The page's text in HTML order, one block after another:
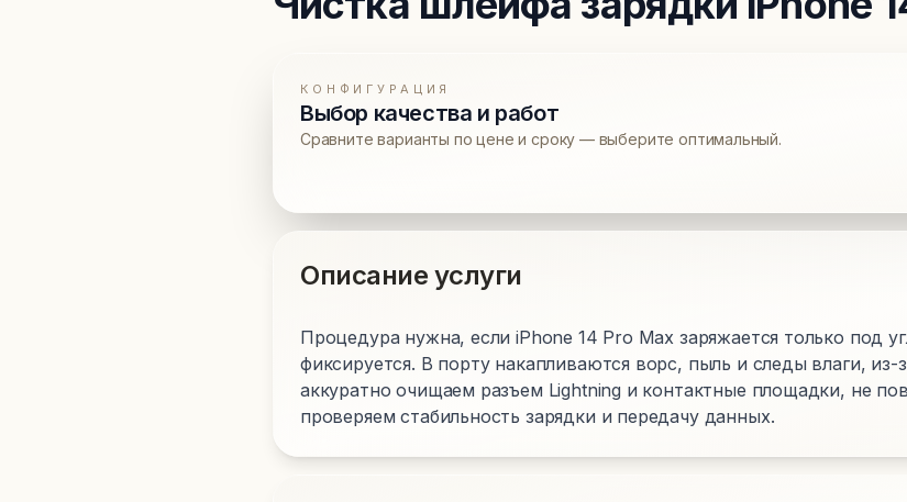
КОНФИГУРАЦИЯ
Выбор качества и работ
Сравните варианты по цене и сроку — выберите оптимальный.
Описание услуги
Процедура нужна, если iPhone 14 Pro Max заряжается только под
фиксируется. В порту накапливаются ворс, пыль и следы влаги, из-
аккуратно очищаем разъем Lightning и контактные площадки, не
проверяем стабильность зарядки и передачу данных.